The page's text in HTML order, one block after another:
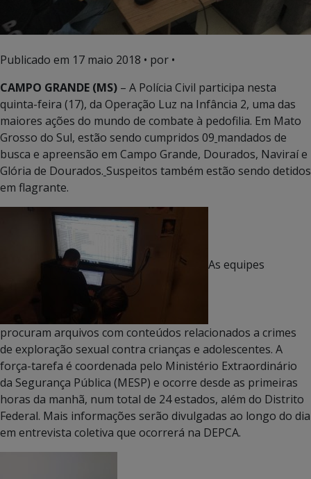
Publicado em 17 maio 2018 • por •
CAMPO GRANDE (MS) – A Polícia Civil participa nesta
quinta-feira (17), da Operação Luz na Infância 2, uma das
maiores ações do mundo de combate à pedofilia. Em Mato
Grosso do Sul, estão sendo cumpridos 09 mandados de
busca e apreensão em Campo Grande, Dourados, Naviraí e
Glória de Dourados. Suspeitos também estão sendo detidos
em flagrante.
As equipes
procuram arquivos com conteúdos relacionados a crimes
de exploração sexual contra crianças e adolescentes. A
força-tarefa é coordenada pelo Ministério Extraordinário
da Segurança Pública (MESP) e ocorre desde as primeiras
horas da manhã, num total de 24 estados, além do Distrito
Federal. Mais informações serão divulgadas ao longo do dia
em entrevista coletiva que ocorrerá na DEPCA.